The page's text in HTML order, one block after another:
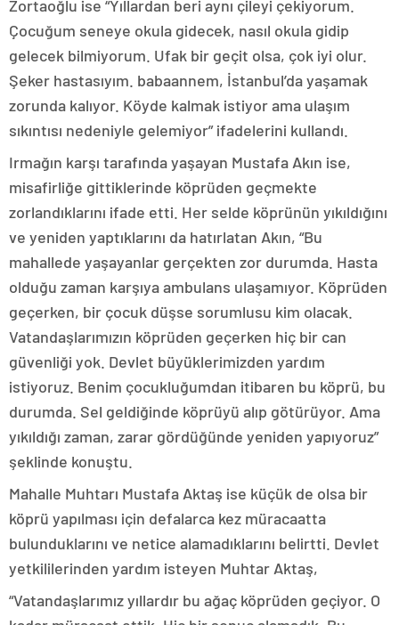
Zortaoğlu ise “Yıllardan beri aynı çileyi çekiyorum.
Çocuğum seneye okula gidecek, nasıl okula gidip
gelecek bilmiyorum. Ufak bir geçit olsa, çok iyi olur.
Şeker hastasıyım. babaannem, İstanbul’da yaşamak
zorunda kalıyor. Köyde kalmak istiyor ama ulaşım
sıkıntısı nedeniyle gelemiyor” ifadelerini kullandı.
Irmağın karşı tarafında yaşayan Mustafa Akın ise,
misafirliğe gittiklerinde köprüden geçmekte
zorlandıklarını ifade etti. Her selde köprünün yıkıldığını
ve yeniden yaptıklarını da hatırlatan Akın, “Bu
mahallede yaşayanlar gerçekten zor durumda. Hasta
olduğu zaman karşıya ambulans ulaşamıyor. Köprüden
geçerken, bir çocuk düşse sorumlusu kim olacak.
Vatandaşlarımızın köprüden geçerken hiç bir can
güvenliği yok. Devlet büyüklerimizden yardım
istiyoruz. Benim çocukluğumdan itibaren bu köprü, bu
durumda. Sel geldiğinde köprüyü alıp götürüyor. Ama
yıkıldığı zaman, zarar gördüğünde yeniden yapıyoruz”
şeklinde konuştu.
Mahalle Muhtarı Mustafa Aktaş ise küçük de olsa bir
köprü yapılması için defalarca kez müracaatta
bulunduklarını ve netice alamadıklarını belirtti. Devlet
yetkililerinden yardım isteyen Muhtar Aktaş,
“Vatandaşlarımız yıllardır bu ağaç köprüden geçiyor. O